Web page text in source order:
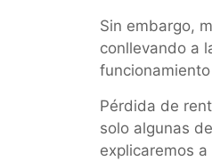
Sin embargo,
conllevando a
Pérdida de
solo algunas
explicaremos